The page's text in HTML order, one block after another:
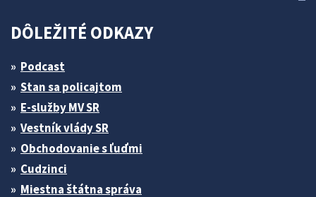
DÔLEŽITÉ ODKAZY
Podcast
Stan sa policajtom
E-služby MV SR
Vestník vlády SR
Obchodovanie s ľuďmi
Cudzinci
Miestna štátna správa